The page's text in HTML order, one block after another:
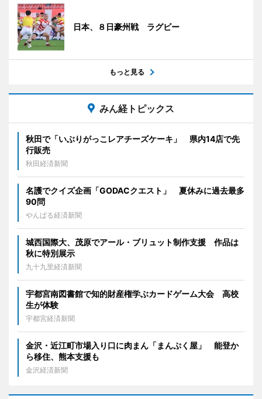
日本、８日豪州戦 ラグビー
もっと見る
みん経トピックス
秋田で「いぶりがっこレアチーズケーキ」 県内14店で先
行販売
秋田経済新聞
名護でクイズ企画「GODACクエスト」 夏休みに過去最多
90問
やんばる経済新聞
城西国際大、茂原でアール・ブリュット制作支援 作品は
秋に特別展示
九十九里経済新聞
宇都宮南図書館で知的財産権学ぶカードゲーム大会 高校
生が体験
宇都宮経済新聞
金沢・近江町市場入り口に肉まん「まんぷく屋」 能登か
ら移住、熊本支援も
金沢経済新聞